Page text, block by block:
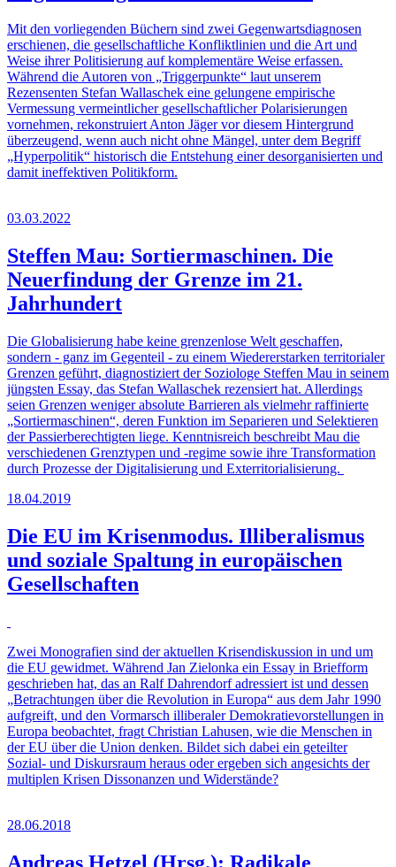
Mit den vorliegenden Büchern sind zwei Gegenwartsdiagnosen
erschienen, die gesellschaftliche Konfliktlinien und die Art und
Weise ihrer Politisierung auf komplementäre Weise erfassen.
Während die Autoren von „Triggerpunkte“ laut unserem
Rezensenten Stefan Wallaschek eine gelungene empirische
Vermessung vermeintlicher gesellschaftlicher Polarisierungen
vornehmen, rekonstruiert Anton Jäger vor diesem Hintergrund
überzeugend, wenn auch nicht ohne Mängel, unter dem Begriff
„Hyperpolitik“ historisch die Entstehung einer desorganisierten und
damit ineffektiven Politikform.
03.03.2022
Steffen Mau: Sortiermaschinen. Die
Neuerfindung der Grenze im 21.
Jahrhundert
Die Globalisierung habe keine grenzenlose Welt geschaffen,
sondern - ganz im Gegenteil - zu einem Wiedererstarken territorialer
Grenzen geführt, diagnostiziert der Soziologe Steffen Mau in seinem
jüngsten Essay, das Stefan Wallaschek rezensiert hat. Allerdings
seien Grenzen weniger absolute Barrieren als vielmehr raffinierte
„Sortiermaschinen“, deren Funktion im Separieren und Selektieren
der Passierberechtigten liege. Kenntnisreich beschreibt Mau die
verschiedenen Grenztypen und -regime sowie ihre Transformation
durch Prozesse der Digitalisierung und Exterritorialisierung.
18.04.2019
Die EU im Krisenmodus. Illiberalismus
und soziale Spaltung in europäischen
Gesellschaften
Zwei Monografien sind der aktuellen Krisendiskussion in und um
die EU gewidmet. Während Jan Zielonka ein Essay in Briefform
geschrieben hat, das an Ralf Dahrendorf adressiert ist und dessen
„Betrachtungen über die Revolution in Europa“ aus dem Jahr 1990
aufgreift, und den Vormarsch illiberaler Demokratievorstellungen in
Europa beobachtet, fragt Christian Lahusen, wie die Menschen in
der EU über die Union denken. Bildet sich dabei ein geteilter
Sozial- und Diskursraum heraus oder ergeben sich angesichts der
multiplen Krisen Dissonanzen und Widerstände?
28.06.2018
Andreas Hetzel (Hrsg.): Radikale